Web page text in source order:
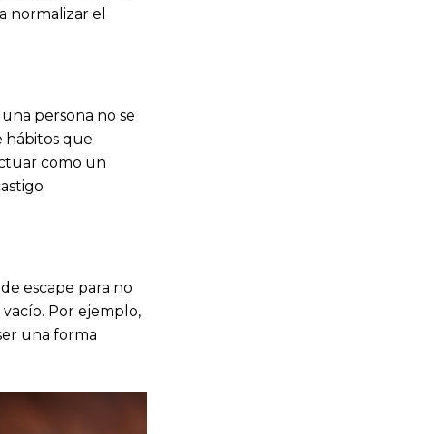
normalizar el
persona no se
hábitos que
como un
escape para no
Por ejemplo,
una forma